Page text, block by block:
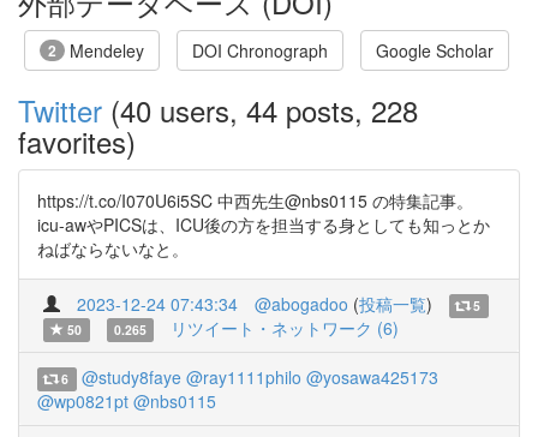
2 Mendeley DOI Chronograph Google Scholar
Twitter (40 users, 44 posts, 228
favorites)
https://t.co/I070U6i5SC 中西先生@nbs0115 の特集記事。
icu-awやPICSは、ICU後の方を担当する身としても知っとか
ねばならないなと。
2023-12-24 07:43:34 @abogadoo (投稿一覧)
5
50
0.265 リツイート・ネットワーク (6)
6 @study8faye @ray1111philo @yosawa425173
@wp0821pt @nbs0115